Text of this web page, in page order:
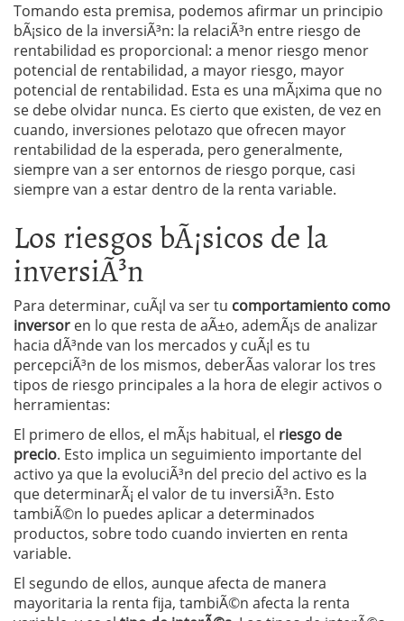
Tomando esta premisa, podemos afirmar un principio
bÃ¡sico de la inversiÃ³n: la relaciÃ³n entre riesgo de
rentabilidad es proporcional: a menor riesgo menor
potencial de rentabilidad, a mayor riesgo, mayor
potencial de rentabilidad. Esta es una mÃ¡xima que no
se debe olvidar nunca. Es cierto que existen, de vez en
cuando, inversiones pelotazo que ofrecen mayor
rentabilidad de la esperada, pero generalmente,
siempre van a ser entornos de riesgo porque, casi
siempre van a estar dentro de la renta variable.
Los riesgos bÃ¡sicos de la
inversiÃ³n
Para determinar, cuÃ¡l va ser tu comportamiento como
inversor en lo que resta de aÃ±o, ademÃ¡s de analizar
hacia dÃ³nde van los mercados y cuÃ¡l es tu
percepciÃ³n de los mismos, deberÃ­as valorar los tres
tipos de riesgo principales a la hora de elegir activos o
herramientas:
El primero de ellos, el mÃ¡s habitual, el riesgo de
precio. Esto implica un seguimiento importante del
activo ya que la evoluciÃ³n del precio del activo es la
que determinarÃ¡ el valor de tu inversiÃ³n. Esto
tambiÃ©n lo puedes aplicar a determinados
productos, sobre todo cuando invierten en renta
variable.
El segundo de ellos, aunque afecta de manera
mayoritaria la renta fija, tambiÃ©n afecta la renta